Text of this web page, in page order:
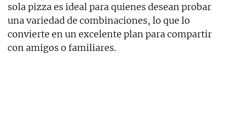
sola pizza es ideal para quienes desean probar
una variedad de combinaciones, lo que lo
convierte en un excelente plan para compartir
con amigos o familiares.